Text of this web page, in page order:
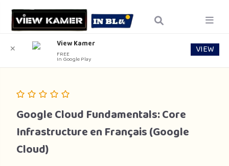
Google Cloud Fundamentals: Core
Infrastructure en Français (Google
Cloud)
✕ View Kamer
FREE
In Google Play
VIEW